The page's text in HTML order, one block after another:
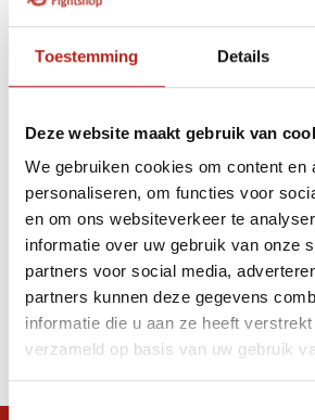
Toestemming Details
Deze website maakt gebruik van
We gebruiken cookies om content en
personaliseren, om functies voor
en om ons websiteverkeer te
informatie over uw gebruik van onze
partners voor social media,
partners kunnen deze gegevens
informatie die u aan ze heeft
verzameld op basis van uw gebruik
Toestemmingsselectie
Apply filters
Strechingmachine - (met
Producten
Filter